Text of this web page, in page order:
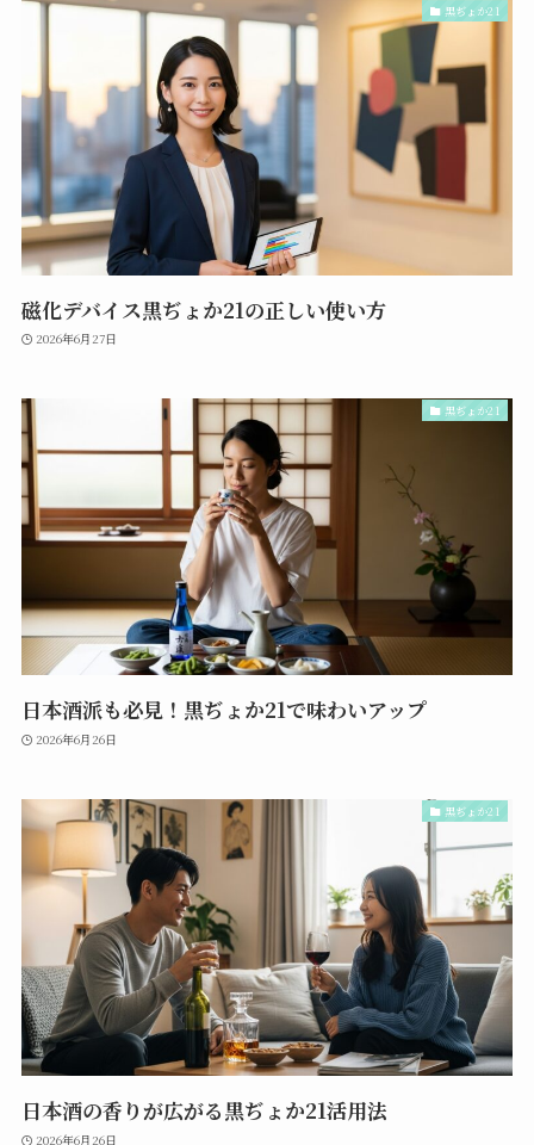
黒ぢょか21
磁化デバイス黒ぢょか21の正しい使い方
2026年6月27日
黒ぢょか21
日本酒派も必見！黒ぢょか21で味わいアップ
2026年6月26日
黒ぢょか21
日本酒の香りが広がる黒ぢょか21活用法
2026年6月26日